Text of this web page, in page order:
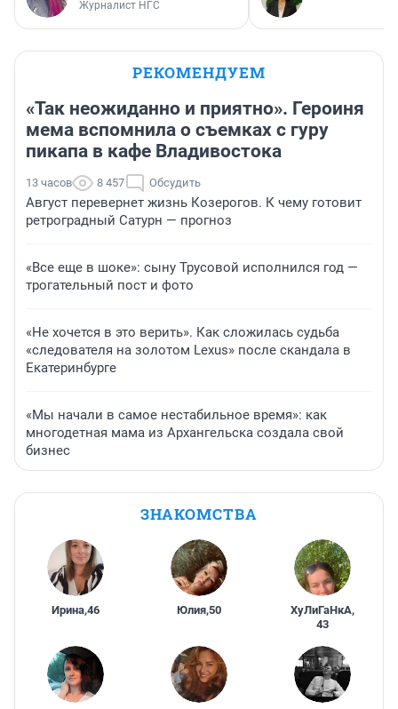
Журналист НГС
РЕКОМЕНДУЕМ
«Так неожиданно и приятно». Героиня
мема вспомнила о съемках с гуру
пикапа в кафе Владивостока
13 часов 8 457 Обсудить
Август перевернет жизнь Козерогов. К чему готовит
ретроградный Сатурн — прогноз
«Все еще в шоке»: сыну Трусовой исполнился год —
трогательный пост и фото
«Не хочется в это верить». Как сложилась судьба
«следователя на золотом Lexus» после скандала в
Екатеринбурге
«Мы начали в самое нестабильное время»: как
многодетная мама из Архангельска создала свой
бизнес
ЗНАКОМСТВА
Ирина,46 Юлия,50 ХуЛиГаНкА,
43